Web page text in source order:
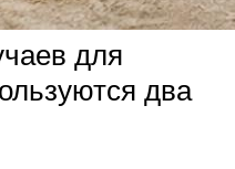
для
два